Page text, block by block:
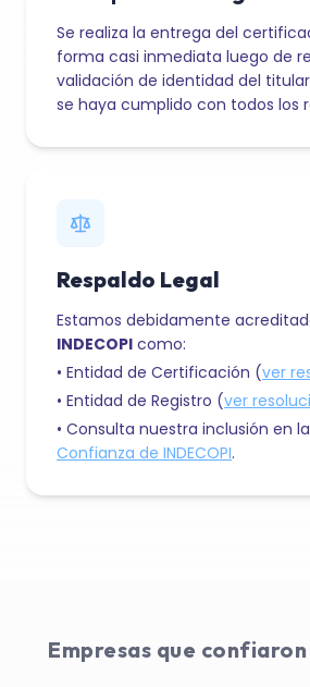
Se realiza la entrega del
forma casi inmediata luego de
validación de identidad del
se haya cumplido con todos los
Respaldo Legal
Estamos debidamente
INDECOPI como:
• Entidad de Certificación (ver
• Entidad de Registro (ver
• Consulta nuestra inclusión en la
Confianza de INDECOPI.
Empresas que